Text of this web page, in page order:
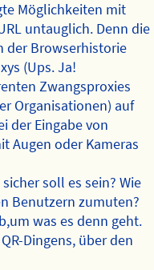
Möglichkeiten mit
untauglich. Denn die
der Browserhistorie
(Ups. Ja!
Zwangsproxies
Organisationen) auf
der Eingabe von
Augen oder Kameras
soll es sein? Wie
Benutzern zumuten?
was es denn geht.
Dingens, über den